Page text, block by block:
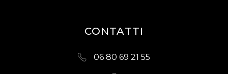
CONTATTI
06 80 69 21 55